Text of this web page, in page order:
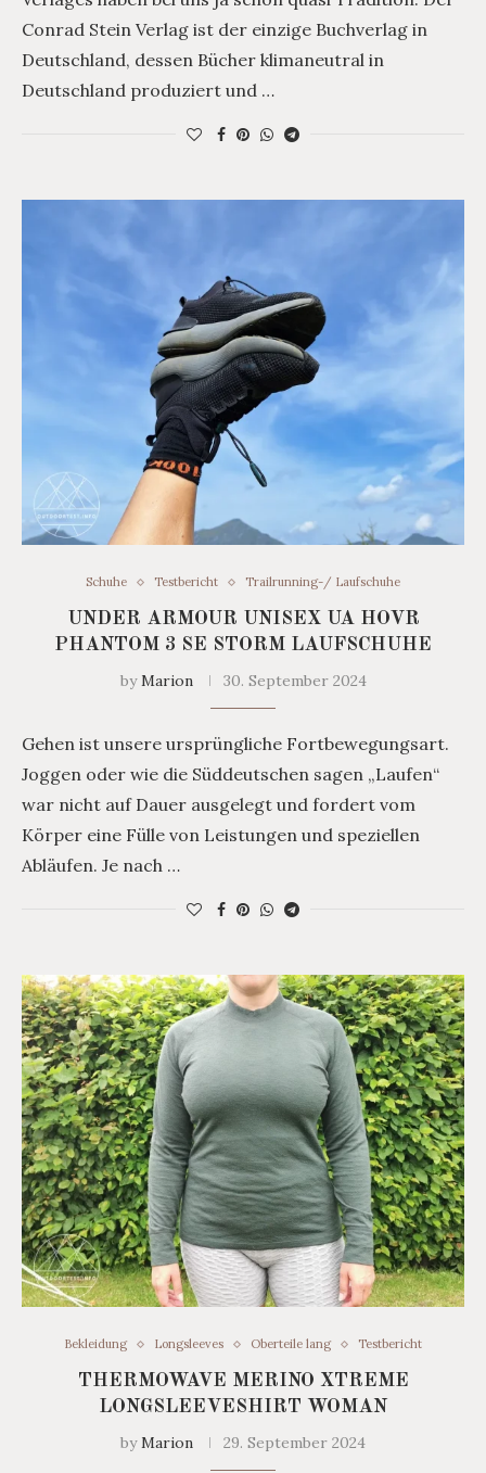
Conrad Stein Verlag ist der einzige Buchverlag in
Deutschland, dessen Bücher klimaneutral in
Deutschland produziert und …
Schuhe Testbericht Trailrunning-/ Laufschuhe
UNDER ARMOUR UNISEX UA HOVR
PHANTOM 3 SE STORM LAUFSCHUHE
byMarion 30. September 2024
Gehen ist unsere ursprüngliche Fortbewegungsart.
Joggen oder wie die Süddeutschen sagen „Laufen“
war nicht auf Dauer ausgelegt und fordert vom
Körper eine Fülle von Leistungen und speziellen
Abläufen. Je nach …
Bekleidung Longsleeves Oberteile lang Testbericht
THERMOWAVE MERINO XTREME
LONGSLEEVESHIRT WOMAN
byMarion 29. September 2024